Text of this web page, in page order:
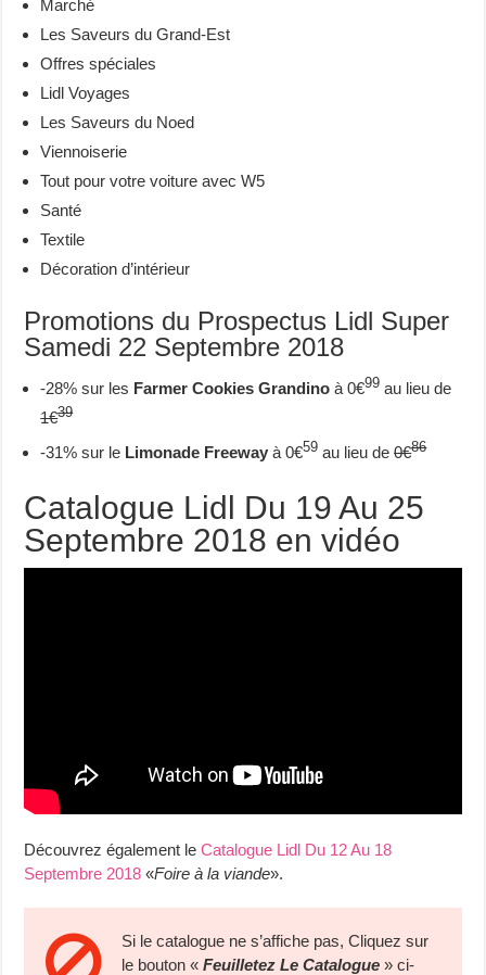
Marché
Les Saveurs du Grand-Est
Offres spéciales
Lidl Voyages
Les Saveurs du Noed
Viennoiserie
Tout pour votre voiture avec W5
Santé
Textile
Décoration d’intérieur
Promotions du Prospectus Lidl Super
Samedi 22 Septembre 2018
-28% sur les Farmer Cookies Grandino à 0€99 au lieu de
1€39
-31% sur le Limonade Freeway à 0€59 au lieu de0€86
Catalogue Lidl Du 19 Au 25
Septembre 2018 en vidéo
Découvrez également leCatalogue Lidl Du 12 Au 18
Septembre 2018 «Foire à la viande».
Si le catalogue ne s’affiche pas, Cliquez sur
le bouton «Feuilletez Le Catalogue » ci-